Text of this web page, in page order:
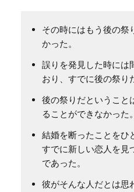
その時にはもう後の祭
かった。
誤りを発見した時には
おり、すでに後の祭り
後の祭りだということ
ることができなかった。
結婚を断ったことをひ
すでに新しい恋人を見
であった。
彼がそんな人だとは思